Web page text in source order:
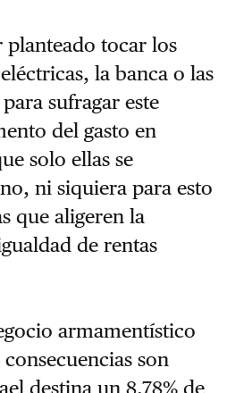
planteado tocar los
la banca o las
sufragar este
del gasto en
solo ellas se
ni siquiera para esto
que aligeren la
de rentas
armamentístico
son
destina un 8,78% de